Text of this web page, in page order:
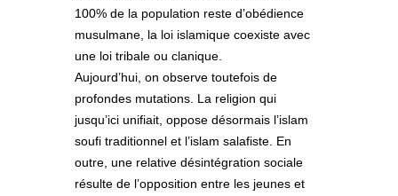
100% de la population reste d’obédience
musulmane, la loi islamique coexiste avec
une loi tribale ou clanique.
Aujourd’hui, on observe toutefois de
profondes mutations. La religion qui
jusqu’ici unifiait, oppose désormais l’islam
soufi traditionnel et l’islam salafiste. En
outre, une relative désintégration sociale
résulte de l’opposition entre les jeunes et